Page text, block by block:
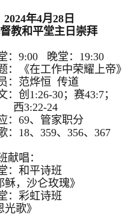
4月28日
和平堂主日崇拜
9:00 晚堂：19:30
：《在工作中荣耀上帝》
范烨恒 传道
1:26-30；赛43:7；
24
69、管家职分
18、359、356、367
唱：
和平诗班
，沙仑玫瑰》
彩虹诗班
歌》